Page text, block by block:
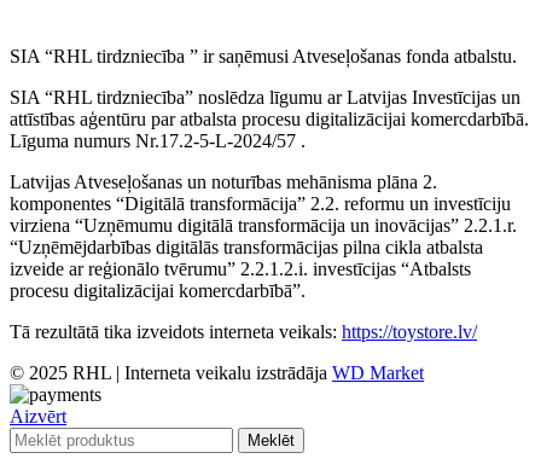
SIA “RHL tirdzniecība ” ir saņēmusi Atveseļošanas fonda atbalstu.
SIA “RHL tirdzniecība” noslēdza līgumu ar Latvijas Investīcijas un
attīstības aģentūru par atbalsta procesu digitalizācijai komercdarbībā.
Līguma numurs Nr.17.2-5-L-2024/57 .
Latvijas Atveseļošanas un noturības mehānisma plāna 2.
komponentes “Digitālā transformācija” 2.2. reformu un investīciju
virziena “Uzņēmumu digitālā transformācija un inovācijas” 2.2.1.r.
“Uzņēmējdarbības digitālās transformācijas pilna cikla atbalsta
izveide ar reģionālo tvērumu” 2.2.1.2.i. investīcijas “Atbalsts
procesu digitalizācijai komercdarbībā”.
Tā rezultātā tika izveidots interneta veikals: https://toystore.lv/
© 2025 RHL | Interneta veikalu izstrādāja WD Market
Aizvērt
Meklēt